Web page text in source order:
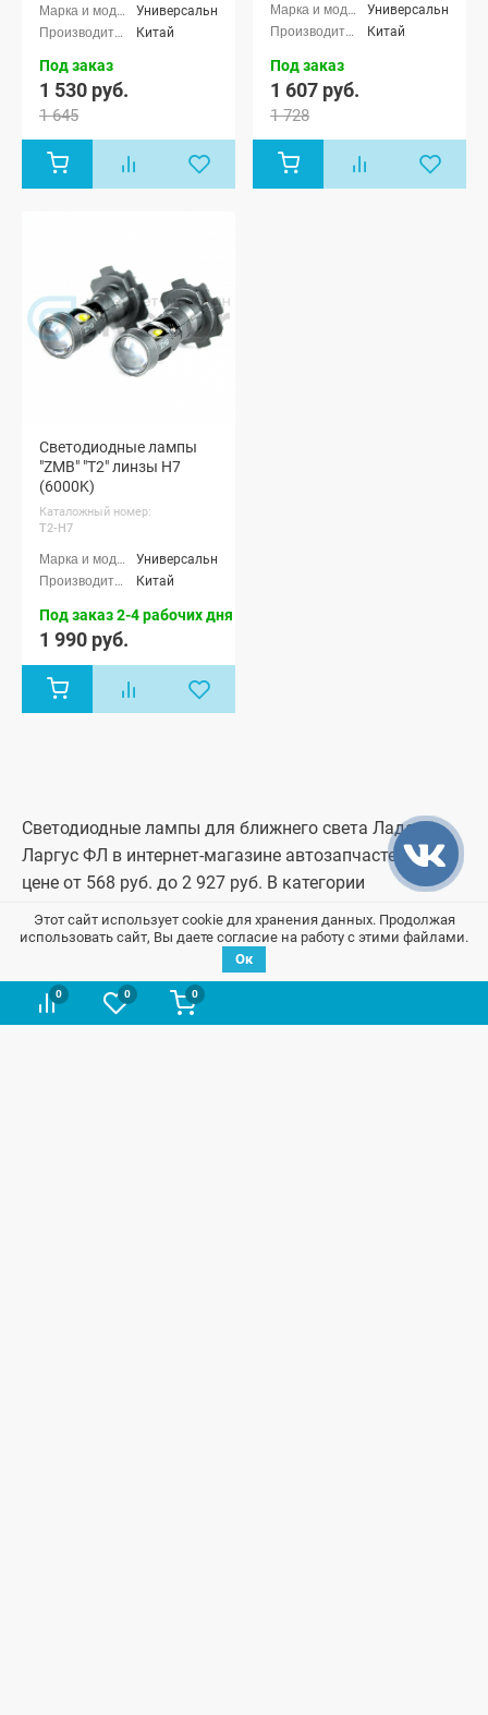
0 0 0
Универсальные
Китай
Под заказ
1 530 руб.
1 645
Универсальные
Китай
Под заказ
1 607 руб.
1 728
Светодиодные лампы
"ZMB" "T2" линзы H7
(6000K)
Каталожный номер:
T2-H7
Универсальные
Китай
Под заказ 2-4 рабочих дня
1 990 руб.
Светодиодные лампы для ближнего света Лада
Ларгус ФЛ в интернет-магазине автозапчастей по
цене от 568 руб. до 2 927 руб. В категории
светодиодные лампы для ближнего света лада
ларгус фл представлено 31 товаров. Оформить заказ
можно online на сайте или позвонив по телефону
(937) 234-65-00
Этот сайт использует cookie для хранения данных. Продолжая
использовать сайт, Вы даете согласие на работу с этими файлами.
Ок